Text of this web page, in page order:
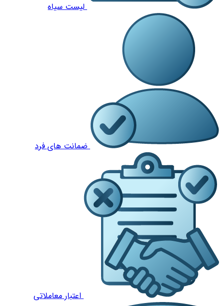
لیست سیاه
ضمانت های فرد
اعتبار معاملاتی